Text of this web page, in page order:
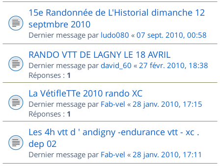
15e Randonnée de L'Historial dimanche 12
septmbre 2010
Dernier message par ludo080 « 07 sept. 2010, 00:58
RANDO VTT DE LAGNY LE 18 AVRIL
Dernier message par david_60 « 27 févr. 2010, 18:38
Réponses : 1
La VétifleTTe 2010 rando XC
Dernier message par Fab-vel « 28 janv. 2010, 17:15
Réponses : 1
Les 4h vtt d ' andigny -endurance vtt - xc .
dep 02
Dernier message par Fab-vel « 28 janv. 2010, 17:11